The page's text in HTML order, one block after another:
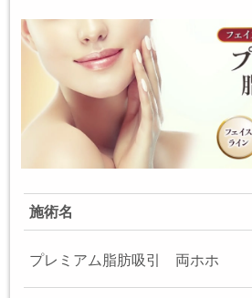
施術名
プレミアム脂肪吸引 両ホホ